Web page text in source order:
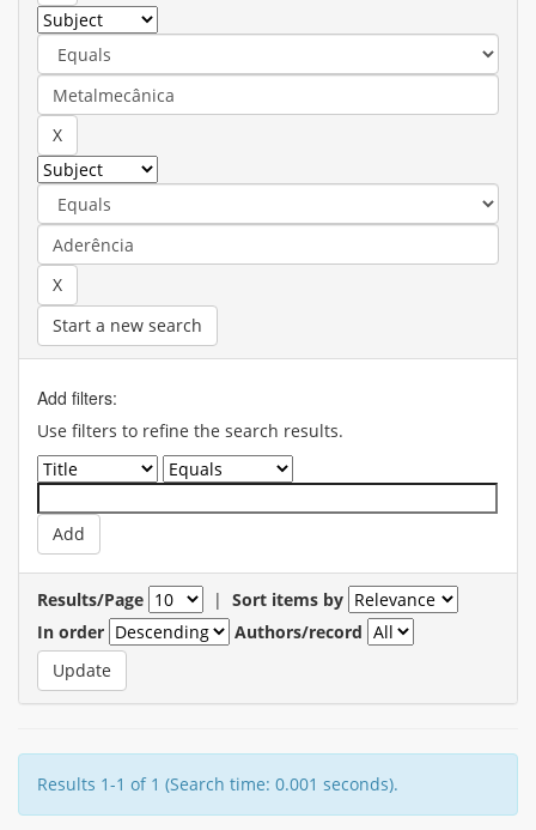
Start a new search
Add filters:
Use filters to refine the search results.
Results/Page | Sort items by
In order
Authors/record
Results 1-1 of 1 (Search time: 0.001 seconds).